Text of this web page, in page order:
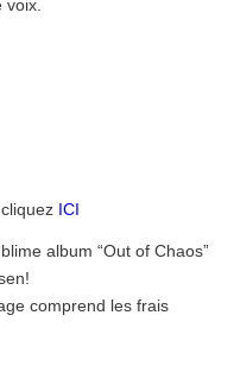
ICI
album “Out of Chaos”
comprend les frais